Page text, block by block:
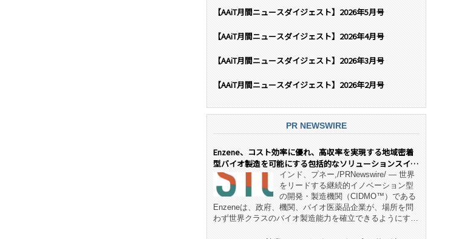
【AAiT月間ニュースダイジェスト】2026年5月号
【AAiT月間ニュースダイジェスト】2026年4月号
【AAiT月間ニュースダイジェスト】2026年3月号
【AAiT月間ニュースダイジェスト】2026年2月号
PR NEWSWIRE
Enzene、コスト効率に優れ、高収率を実現する地域密着
型バイオ製造を可能にする包括的なソリューションスイー
ト「NeX™」 をリリースインド、プネー,/PRNewswire/ — 世界
をリードする継続的イノベーション型
の開発・製造機関（CIDMO™）である
Enzeneは、政府、機関、バイオ医薬品企業が、場所を問
わず世界クラスのバイオ製造能力を確立できるようにす